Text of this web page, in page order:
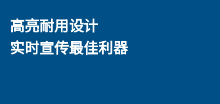
高亮耐用设计
实时宣传最佳利器